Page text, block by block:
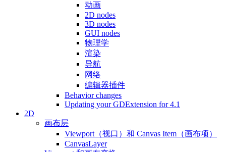
动画
2D nodes
3D nodes
GUI nodes
物理学
渲染
导航
网络
编辑器插件
Behavior changes
Updating your GDExtension for 4.1
2D
画布层
Viewport（视口）和 Canvas Item（画布项）
CanvasLayer